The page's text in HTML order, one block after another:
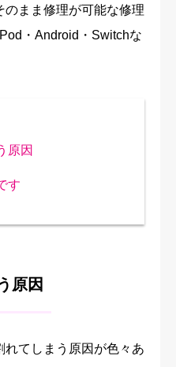
のまま修理が可能な修理
・Android・Switchな
原因
す
原因
れてしまう原因が色々あ